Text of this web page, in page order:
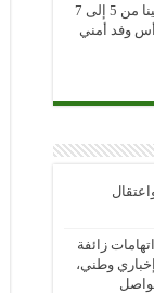
بزيارة عمل إلى فيينا من 5 إلى 7
وفد أمني
واعتقال
زائفة
وطني،